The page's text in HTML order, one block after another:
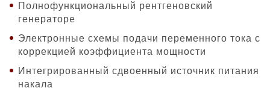
Полнофункциональный рентгеновский
генераторe
Электронные схемы подачи переменного тока с
коррекцией коэффициента мощности
Интегрированный сдвоенный источник питания
накала